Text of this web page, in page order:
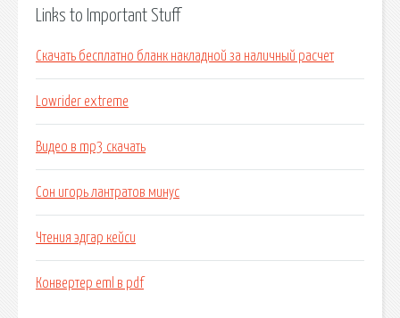
Links to Important Stuff
Скачать бесплатно бланк накладной за наличный расчет
Lowrider extreme
Видео в mp3 скачать
Сон игорь лантратов минус
Чтения эдгар кейси
Конвертер eml в pdf